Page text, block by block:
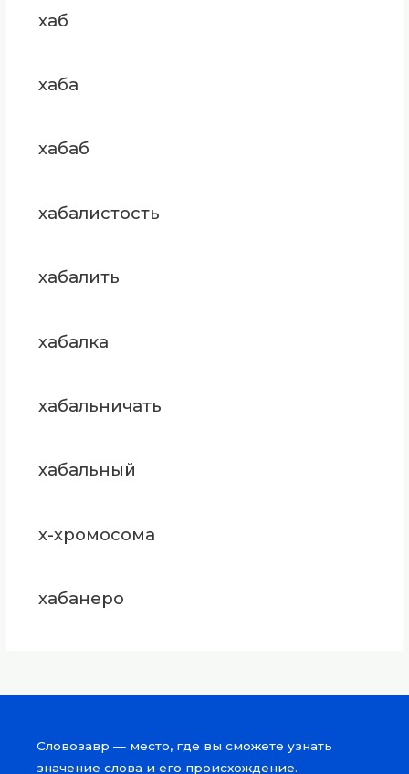
хаб
хаба
хабаб
хабалистость
хабалить
хабалка
хабальничать
хабальный
х-хромосома
хабанеро
Словозавр — место, где вы сможете узнать
значение слова и его происхождение.